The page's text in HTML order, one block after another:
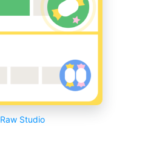
Raw Studio